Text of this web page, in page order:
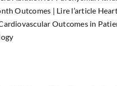
Outcomes | Lire l’article
Outcomes in